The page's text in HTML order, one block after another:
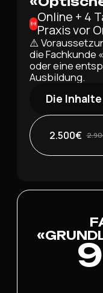
Online + 4
Praxis vor
⚠️
die Fachkunde
oder eine
Ausbildung.
Die
2.500€